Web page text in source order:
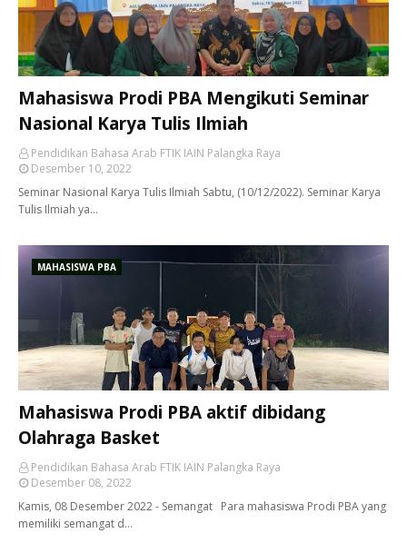
Mahasiswa Prodi PBA Mengikuti Seminar
Nasional Karya Tulis Ilmiah
Pendidikan Bahasa Arab FTIK IAIN Palangka Raya
Desember 10, 2022
Seminar Nasional Karya Tulis Ilmiah Sabtu, (10/12/2022). Seminar Karya
Tulis Ilmiah ya…
MAHASISWA PBA
Mahasiswa Prodi PBA aktif dibidang
Olahraga Basket
Pendidikan Bahasa Arab FTIK IAIN Palangka Raya
Desember 08, 2022
Kamis, 08 Desember 2022 - Semangat Para mahasiswa Prodi PBA yang
memiliki semangat d…